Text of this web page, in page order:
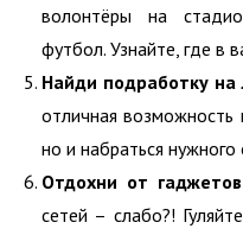
волонтёры на
футбол. Узнайте, где в
Найди подработку на
отличная возможность
но и набраться
Отдохни от
сетей – слабо?!